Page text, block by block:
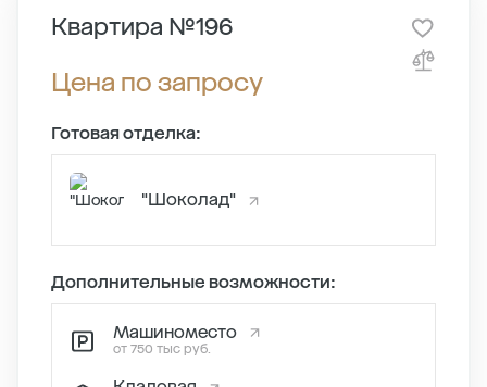
Квартира №196
Цена по запросу
Готовая отделка:
"Шоколад"
Дополнительные возможности:
Машиноместо
от 750 тыс руб.